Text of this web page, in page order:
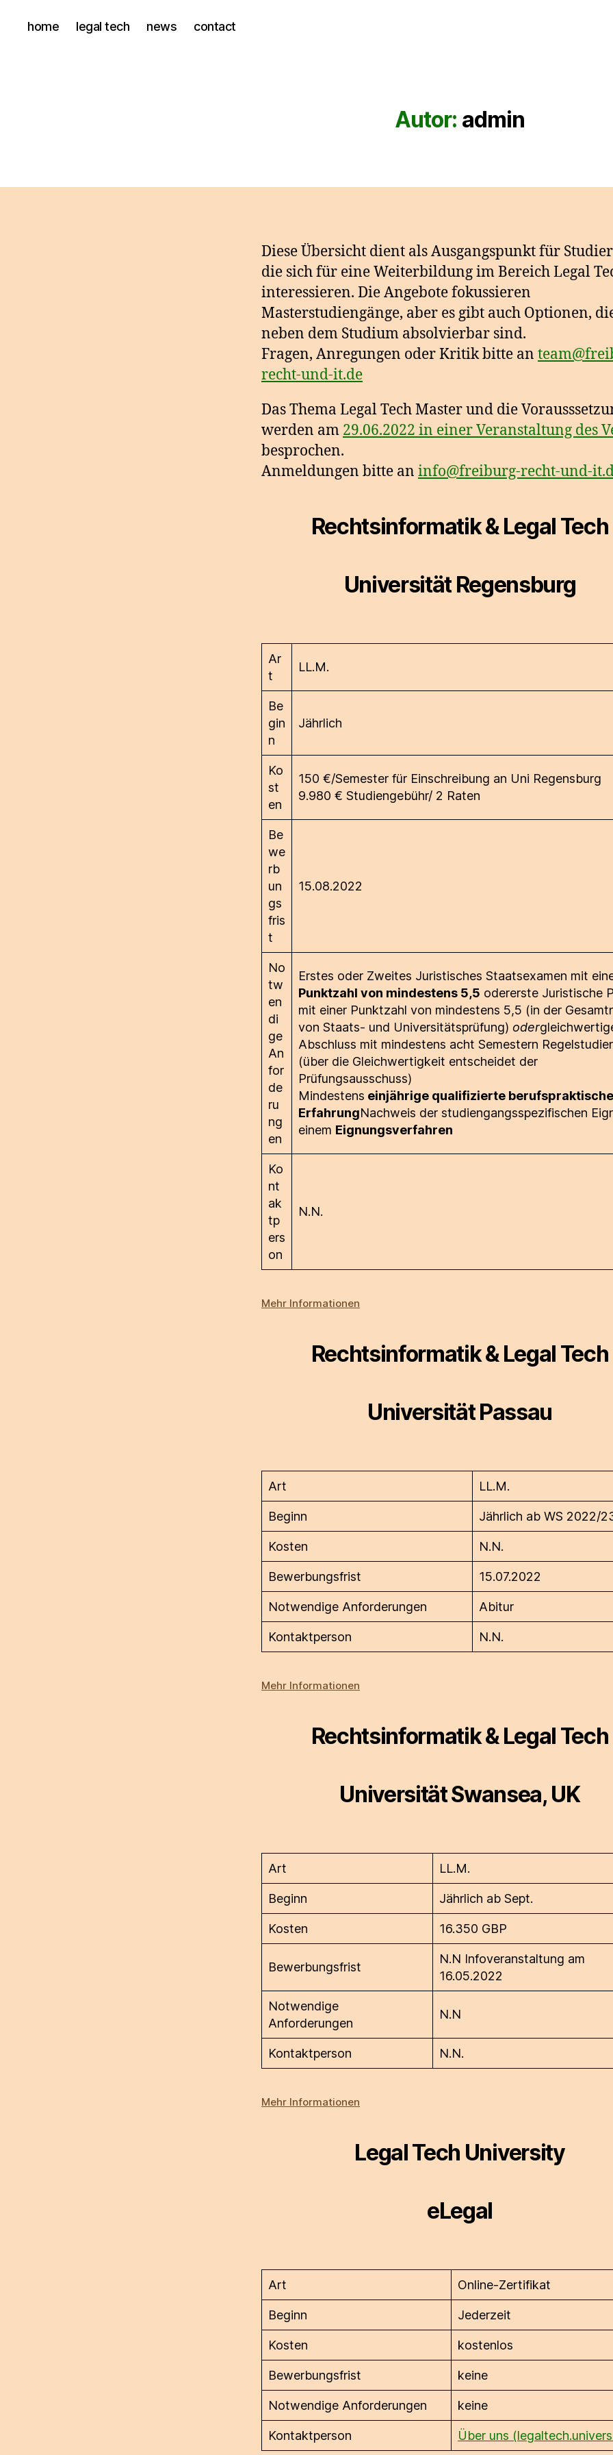
home legal tech news contact
Autor: admin
Diese Übersicht dient als Ausgangspunkt für
die sich für eine Weiterbildung im Bereich Legal
interessieren. Die Angebote fokussieren
Masterstudiengänge, aber es gibt auch Optionen,
neben dem Studium absolvierbar sind.
Fragen, Anregungen oder Kritik bitte an
recht-und-it.de
Das Thema Legal Tech Master und die
werden am 29.06.2022 in einer Veranstaltung des
besprochen.
Anmeldungen bitte an info@freiburg-recht-und-
Rechtsinformatik & Legal Tech
Universität Regensburg
Ar
t
LL.M.
Be
gin
n
Jährlich
Ko
st
en
150 €/Semester für Einschreibung an Uni Regensburg
9.980 € Studiengebühr/ 2 Raten
Be
we
rb
un
gs
fris
t
15.08.2022
No
tw
en
di
ge
An
for
de
ru
ng
en
Erstes oder Zweites Juristisches Staatsexamen mit
Punktzahl von mindestens 5,5 odererste Juristische
mit einer Punktzahl von mindestens 5,5 (in der
von Staats- und Universitätsprüfung) oder
Abschluss mit mindestens acht Semestern
(über die Gleichwertigkeit entscheidet der
Prüfungsausschuss)
Mindestens einjährige qualifizierte berufspraktische
ErfahrungNachweis der studiengangsspezifischen
einem Eignungsverfahren
Ko
nt
ak
tp
ers
on
N.N.
Mehr Informationen
Rechtsinformatik & Legal Tech
Universität Passau
Art LL.M.
Beginn Jährlich ab WS 2022/
Kosten N.N.
Bewerbungsfrist 15.07.2022
Notwendige Anforderungen Abitur
Kontaktperson N.N.
Mehr Informationen
Rechtsinformatik & Legal Tech
Universität Swansea, UK
Art LL.M.
Beginn Jährlich ab Sept.
Kosten 16.350 GBP
Bewerbungsfrist
N.N Infoveranstaltung am
16.05.2022
Notwendige
Anforderungen
N.N
Kontaktperson N.N.
Mehr Informationen
Legal Tech University
eLegal
Art Online-Zertifikat
Beginn Jederzeit
Kosten kostenlos
Bewerbungsfrist keine
Notwendige Anforderungen keine
Kontaktperson Über uns